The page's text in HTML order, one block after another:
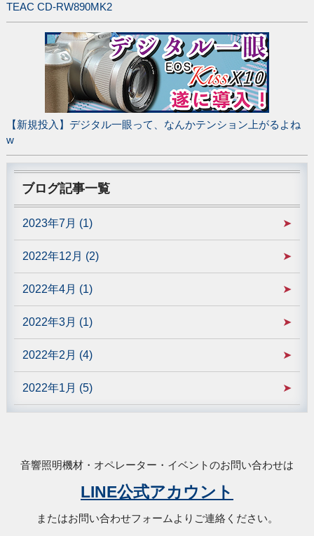
TEAC CD-RW890MK2
【新規投入】デジタル一眼って、なんかテンション上がるよね
w
ブログ記事一覧
2023年7月 (1)
2022年12月 (2)
2022年4月 (1)
2022年3月 (1)
2022年2月 (4)
2022年1月 (5)
音響照明機材・オペレーター・イベントのお問い合わせは
LINE公式アカウント
またはお問い合わせフォームよりご連絡ください。